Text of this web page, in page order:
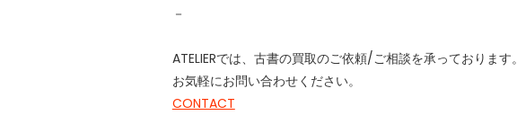
－
ATELIERでは、古書の買取のご依頼/ご相談を承っております。
お気軽にお問い合わせください。
CONTACT